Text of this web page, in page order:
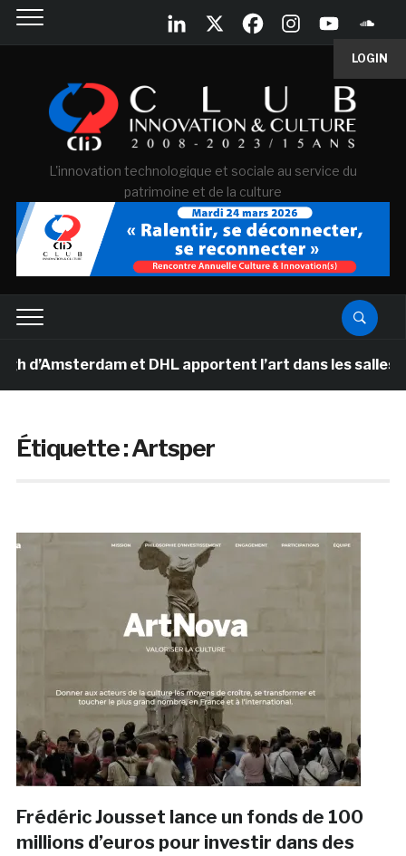
LOGIN
L'innovation technologique et sociale au service du
patrimoine et de la culture
et DHL apportent l’art dans les salles de
Étiquette :Artsper
Frédéric Jousset lance un fonds de 100
millions d’euros pour investir dans des